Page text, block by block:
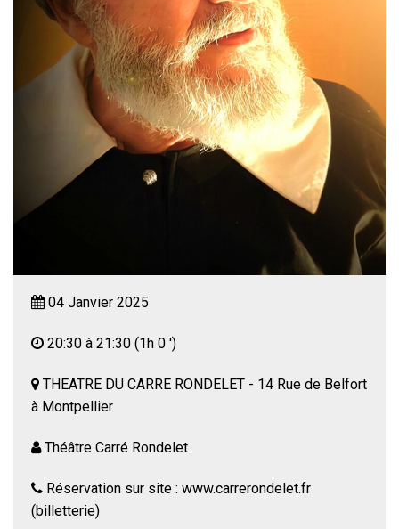
04 Janvier 2025
20:30 à 21:30 (1h 0 ')
THEATRE DU CARRE RONDELET - 14 Rue de Belfort
à Montpellier
Théâtre Carré Rondelet
Réservation sur site : www.carrerondelet.fr
(billetterie)